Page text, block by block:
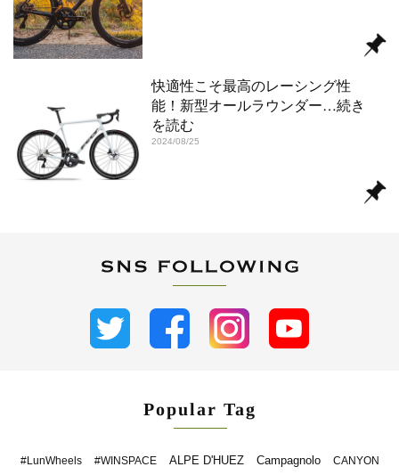
快適性こそ最高のレーシング性
能！新型オールラウンダー…続き
を読む
2024/08/25
Popular Tag
#LunWheels #WINSPACE ALPE D'HUEZ Campagnolo CANYON